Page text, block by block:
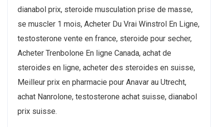
dianabol prix, steroide musculation prise de masse,
se muscler 1 mois, Acheter Du Vrai Winstrol En Ligne,
testosterone vente en france, steroide pour secher,
Acheter Trenbolone En ligne Canada, achat de
steroides en ligne, acheter des steroides en suisse,
Meilleur prix en pharmacie pour Anavar au Utrecht,
achat Nanrolone, testosterone achat suisse, dianabol
prix suisse.